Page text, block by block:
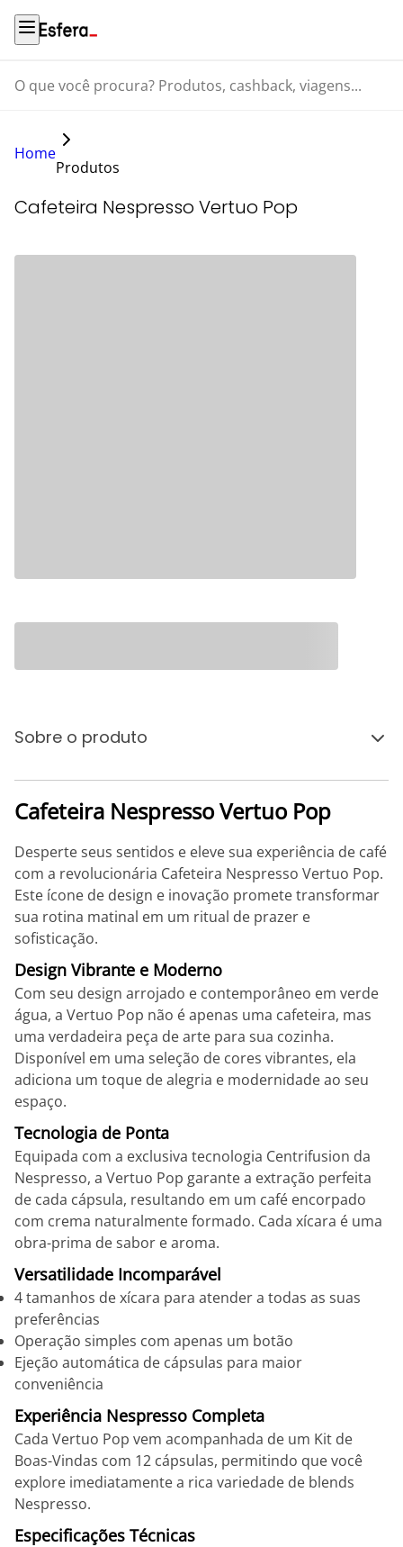
O que você procura? Produtos, cashback, viagens...
Home
Produtos
Cafeteira Nespresso Vertuo Pop
Sobre o produto
Cafeteira Nespresso Vertuo Pop
Desperte seus sentidos e eleve sua experiência de café
com a revolucionária Cafeteira Nespresso Vertuo Pop.
Este ícone de design e inovação promete transformar
sua rotina matinal em um ritual de prazer e
sofisticação.
Design Vibrante e Moderno
Com seu design arrojado e contemporâneo em verde
água, a Vertuo Pop não é apenas uma cafeteira, mas
uma verdadeira peça de arte para sua cozinha.
Disponível em uma seleção de cores vibrantes, ela
adiciona um toque de alegria e modernidade ao seu
espaço.
Tecnologia de Ponta
Equipada com a exclusiva tecnologia Centrifusion da
Nespresso, a Vertuo Pop garante a extração perfeita
de cada cápsula, resultando em um café encorpado
com crema naturalmente formado. Cada xícara é uma
obra-prima de sabor e aroma.
Versatilidade Incomparável
4 tamanhos de xícara para atender a todas as suas
preferências
Operação simples com apenas um botão
Ejeção automática de cápsulas para maior
conveniência
Experiência Nespresso Completa
Cada Vertuo Pop vem acompanhada de um Kit de
Boas-Vindas com 12 cápsulas, permitindo que você
explore imediatamente a rica variedade de blends
Nespresso.
Especificações Técnicas